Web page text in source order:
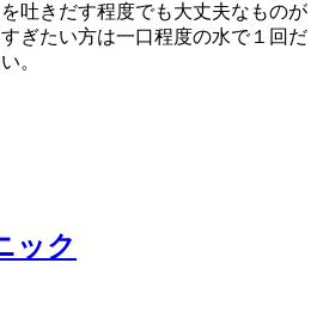
吐きだす程度でも大丈夫なものが
ぎたい方は一口程度の水で１回だ
。